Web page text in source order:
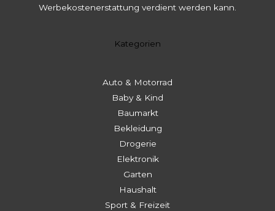
Werbekostenerstattung verdient werden kann.
Kategorien
Auto & Motorrad
Baby & Kind
Baumarkt
Bekleidung
Drogerie
Elektronik
Garten
Haushalt
Sport & Freizeit